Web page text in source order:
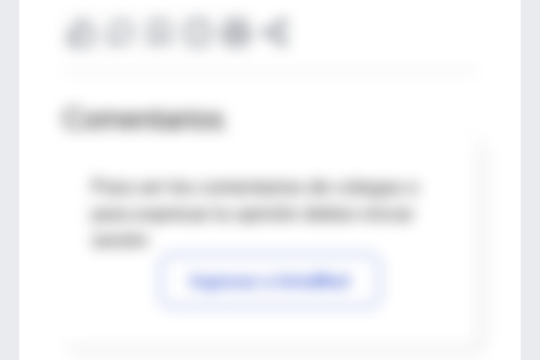
Comentarios
Para ver los comentarios de colegas o
Ingresar a IntraMed